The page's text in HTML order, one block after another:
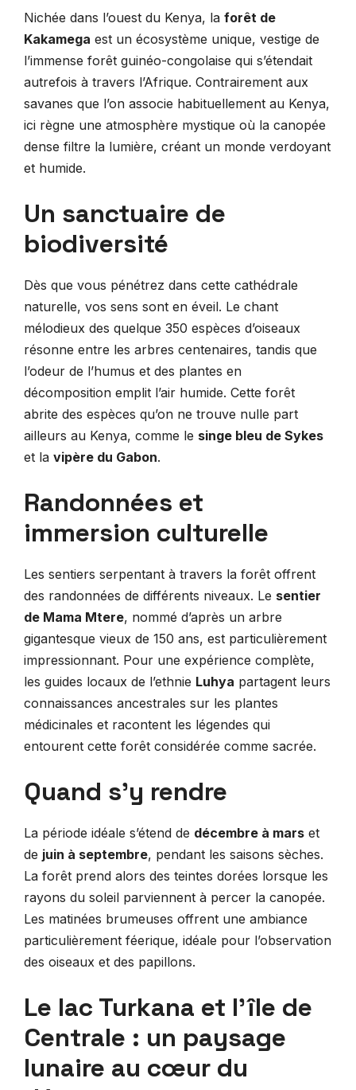
Nichée dans l’ouest du Kenya, la forêt de
Kakamega est un écosystème unique, vestige de
l’immense forêt guinéo-congolaise qui s’étendait
autrefois à travers l’Afrique. Contrairement aux
savanes que l’on associe habituellement au Kenya,
ici règne une atmosphère mystique où la canopée
dense filtre la lumière, créant un monde verdoyant
et humide.
Un sanctuaire de
biodiversité
Dès que vous pénétrez dans cette cathédrale
naturelle, vos sens sont en éveil. Le chant
mélodieux des quelque 350 espèces d’oiseaux
résonne entre les arbres centenaires, tandis que
l’odeur de l’humus et des plantes en
décomposition emplit l’air humide. Cette forêt
abrite des espèces qu’on ne trouve nulle part
ailleurs au Kenya, comme le singe bleu de Sykes
et la vipère du Gabon.
Randonnées et
immersion culturelle
Les sentiers serpentant à travers la forêt offrent
des randonnées de différents niveaux. Le sentier
de Mama Mtere, nommé d’après un arbre
gigantesque vieux de 150 ans, est particulièrement
impressionnant. Pour une expérience complète,
les guides locaux de l’ethnie Luhya partagent leurs
connaissances ancestrales sur les plantes
médicinales et racontent les légendes qui
entourent cette forêt considérée comme sacrée.
Quand s’y rendre
La période idéale s’étend de décembre à mars et
de juin à septembre, pendant les saisons sèches.
La forêt prend alors des teintes dorées lorsque les
rayons du soleil parviennent à percer la canopée.
Les matinées brumeuses offrent une ambiance
particulièrement féerique, idéale pour l’observation
des oiseaux et des papillons.
Le lac Turkana et l’île de
Centrale : un paysage
lunaire au cœur du